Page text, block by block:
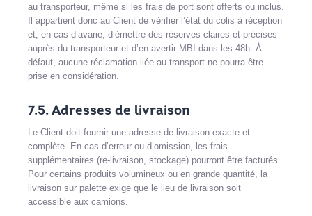
au transporteur, même si les frais de port sont offerts ou inclus.
Il appartient donc au Client de vérifier l’état du colis à réception
et, en cas d’avarie, d’émettre des réserves claires et précises
auprès du transporteur et d’en avertir MBI dans les 48h. À
défaut, aucune réclamation liée au transport ne pourra être
prise en considération.
7.5. Adresses de livraison
Le Client doit fournir une adresse de livraison exacte et
complète. En cas d’erreur ou d’omission, les frais
supplémentaires (re-livraison, stockage) pourront être facturés.
Pour certains produits volumineux ou en grande quantité, la
livraison sur palette exige que le lieu de livraison soit
accessible aux camions.